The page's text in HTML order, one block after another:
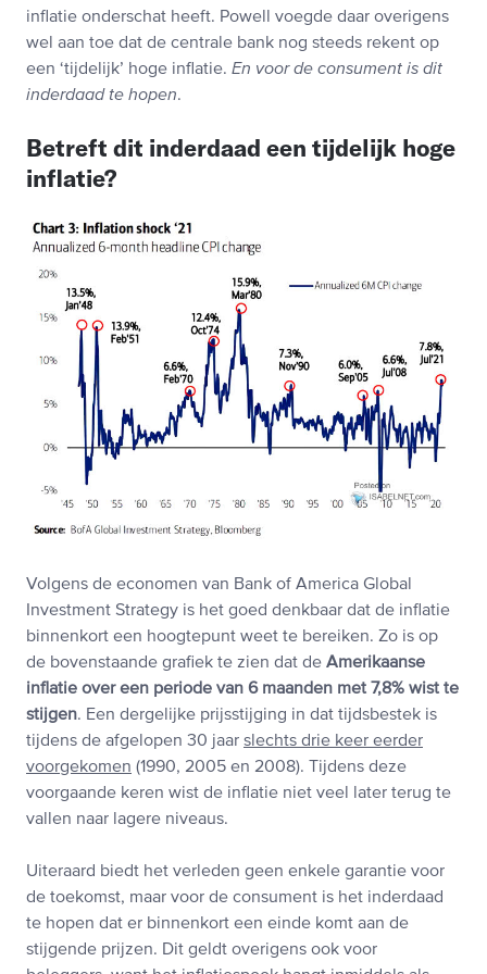
inflatie onderschat heeft. Powell voegde daar overigens
wel aan toe dat de centrale bank nog steeds rekent op
een ‘tijdelijk’ hoge inflatie. En voor de consument is dit
inderdaad te hopen.
Betreft dit inderdaad een tijdelijk hoge
inflatie?
Volgens de economen van Bank of America Global
Investment Strategy is het goed denkbaar dat de inflatie
binnenkort een hoogtepunt weet te bereiken. Zo is op
de bovenstaande grafiek te zien dat de Amerikaanse
inflatie over een periode van 6 maanden met 7,8% wist te
stijgen. Een dergelijke prijsstijging in dat tijdsbestek is
tijdens de afgelopen 30 jaar slechts drie keer eerder
voorgekomen (1990, 2005 en 2008). Tijdens deze
voorgaande keren wist de inflatie niet veel later terug te
vallen naar lagere niveaus.
Uiteraard biedt het verleden geen enkele garantie voor
de toekomst, maar voor de consument is het inderdaad
te hopen dat er binnenkort een einde komt aan de
stijgende prijzen. Dit geldt overigens ook voor